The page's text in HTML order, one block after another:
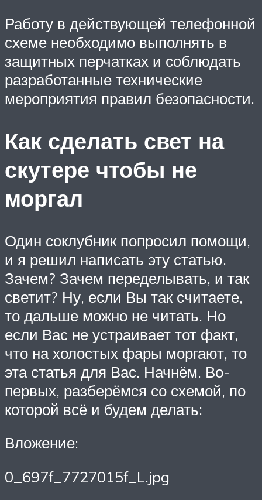
Работу в действующей телефонной
схеме необходимо выполнять в
защитных перчатках и соблюдать
разработанные технические
мероприятия правил безопасности.
Как сделать свет на
скутере чтобы не
моргал
Один соклубник попросил помощи,
и я решил написать эту статью.
Зачем? Зачем переделывать, и так
светит? Ну, если Вы так считаете,
то дальше можно не читать. Но
если Вас не устраивает тот факт,
что на холостых фары моргают, то
эта статья для Вас. Начнём. Во-
первых, разберёмся со схемой, по
которой всё и будем делать:
Вложение:
0_697f_7727015f_L.jpg